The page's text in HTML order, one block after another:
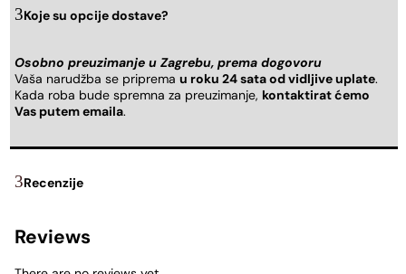
Koje su opcije dostave?
Osobno preuzimanje u Zagrebu, prema dogovoru
Vaša narudžba se priprema u roku 24 sata od vidljive uplate.
Kada roba bude spremna za preuzimanje, kontaktirat ćemo
Vas putem emaila.
Recenzije
Reviews